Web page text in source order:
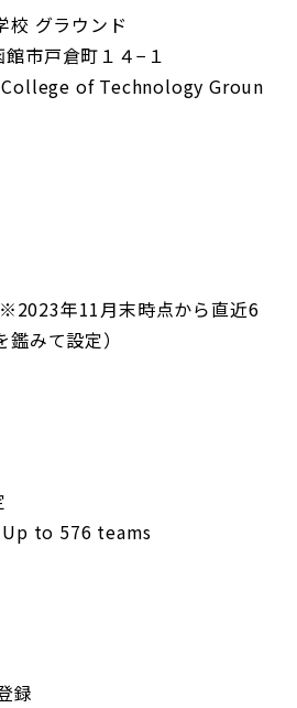
グラウンド
市戸倉町１４−１
of Technology Groun
年11月末時点から直近6
みて設定）
to 576 teams
録